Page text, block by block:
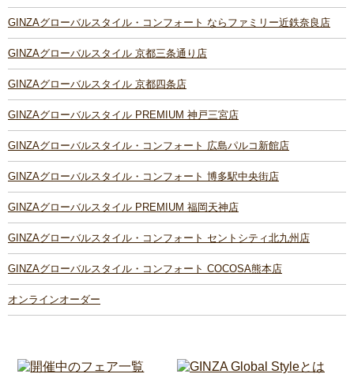
GINZAグローバルスタイル・コンフォート ならファミリー近鉄奈良店
GINZAグローバルスタイル 京都三条通り店
GINZAグローバルスタイル 京都四条店
GINZAグローバルスタイル PREMIUM 神戸三宮店
GINZAグローバルスタイル・コンフォート 広島パルコ新館店
GINZAグローバルスタイル・コンフォート 博多駅中央街店
GINZAグローバルスタイル PREMIUM 福岡天神店
GINZAグローバルスタイル・コンフォート セントシティ北九州店
GINZAグローバルスタイル・コンフォート COCOSA熊本店
オンラインオーダー